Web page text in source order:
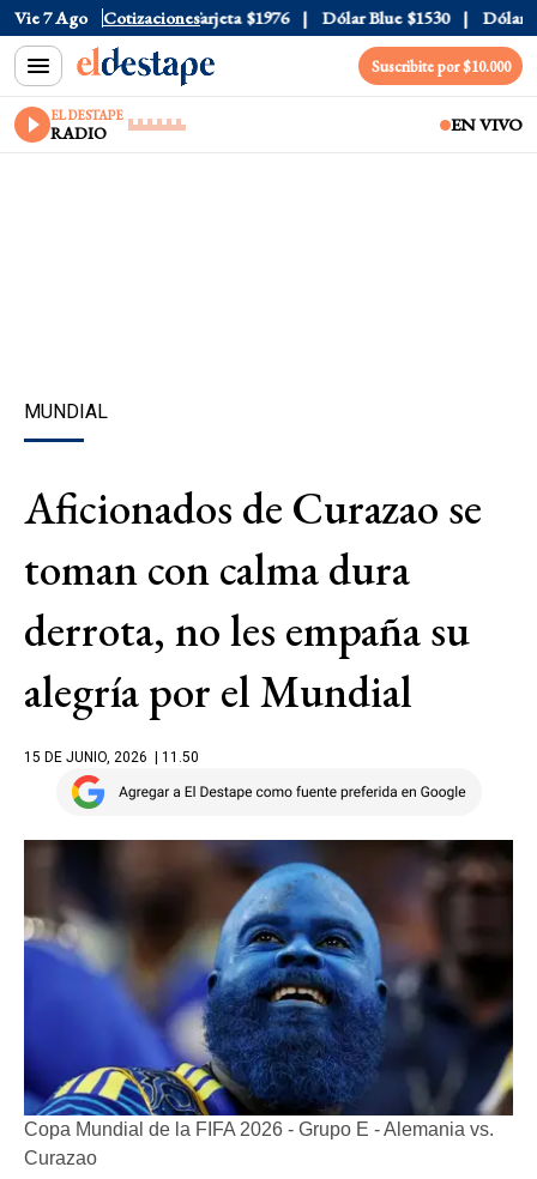
Vie 7 Ago Cotizaciones
$1520 Dólar Tarjeta $1976 Dólar Blue $1530 Dólar
Suscribite por $10.000
EL DESTAPE
RADIO EN VIVO
MUNDIAL
Aficionados de Curazao se
toman con calma dura
derrota, no les empaña su
alegría por el Mundial
15 DE JUNIO, 2026 | 11.50
Copa Mundial de la FIFA 2026 - Grupo E - Alemania vs.
Curazao